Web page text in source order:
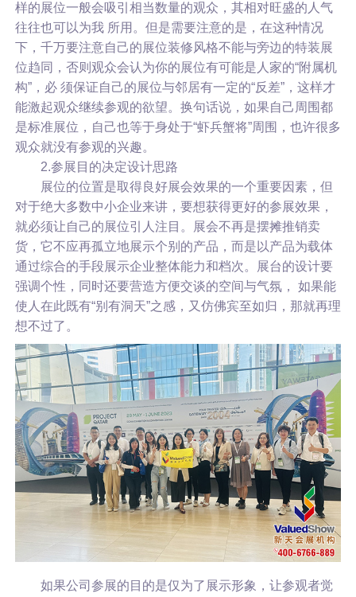
样的展位一般会吸引相当数量的观众，其相对旺盛的人气
往往也可以为我 所用。但是需要注意的是，在这种情况
下，千万要注意自己的展位装修风格不能与旁边的特装展
位趋同，否则观众会认为你的展位有可能是人家的“附属机
构”，必 须保证自己的展位与邻居有一定的“反差”，这样才
能激起观众继续参观的欲望。换句话说，如果自己周围都
是标准展位，自己也等于身处于“虾兵蟹将”周围，也许很多
观众就没有参观的兴趣。
2.参展目的决定设计思路
展位的位置是取得良好展会效果的一个重要因素，但
对于绝大多数中小企业来讲，要想获得更好的参展效果，
就必须让自己的展位引人注目。展会不再是摆摊推销卖
货，它不应再孤立地展示个别的产品，而是以产品为载体
通过综合的手段展示企业整体能力和档次。展台的设计要
强调个性，同时还要营造方便交谈的空间与气氛， 如果能
使人在此既有“别有洞天”之感，又仿佛宾至如归，那就再理
想不过了。
如果公司参展的目的是仅为了展示形象，让参观者觉